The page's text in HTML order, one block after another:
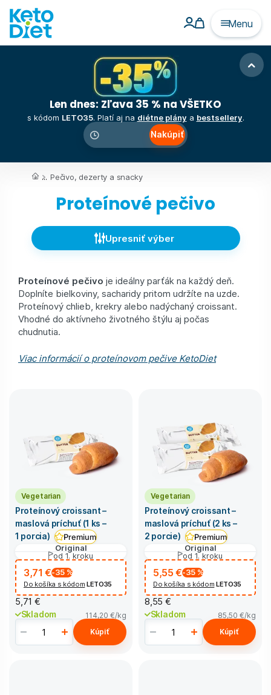
Menu
Len dnes: Zľava 35 % na VŠETKO
s kódom LETO35. Platí aj na diétne plány a bestsellery.
Nakúpiť
... Pečivo, dezerty a snacky
Proteínové pečivo
Upresniť výber
Proteínové pečivo je ideálny parťák na každý deň.
Doplníte bielkoviny, sacharidy pritom udržíte na uzde.
Proteínový chlieb, krekry alebo nadýchaný croissant.
Vhodné do aktívneho životného štýlu aj počas
chudnutia.
Viac informácií o proteínovom pečive KetoDiet
Vegetarian
Proteínový croissant –
maslová príchuť (1 ks –
1 porcia)
Premium
Original
od 1. kroku
3,71 €-35 %
Do košíka s kódom LETO35
5,71 €
Skladom 114,20 €/kg
Kúpiť
Vegetarian
Proteínový croissant –
maslová príchuť (2 ks –
2 porcie)
Premium
Original
od 1. kroku
5,55 €-35 %
Do košíka s kódom LETO35
8,55 €
Skladom 85,50 €/kg
Kúpiť